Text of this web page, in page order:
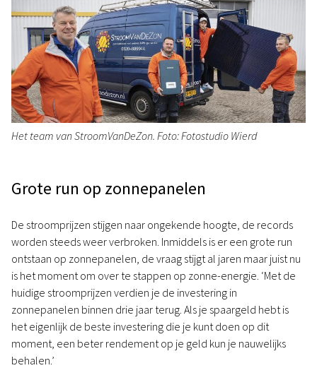
Het team van StroomVanDeZon. Foto: Fotostudio Wierd
Grote run op zonnepanelen
De stroomprijzen stijgen naar ongekende hoogte, de records
worden steeds weer verbroken. Inmiddels is er een grote run
ontstaan op zonnepanelen, de vraag stijgt al jaren maar juist nu
is het moment om over te stappen op zonne-energie. ‘Met de
huidige stroomprijzen verdien je de investering in
zonnepanelen binnen drie jaar terug. Als je spaargeld hebt is
het eigenlijk de beste investering die je kunt doen op dit
moment, een beter rendement op je geld kun je nauwelijks
behalen.’